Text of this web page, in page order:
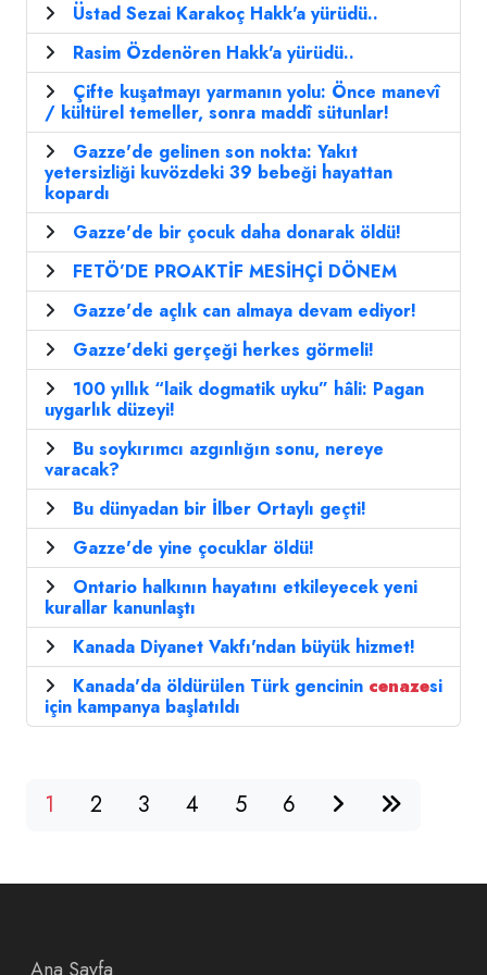
Üstad Sezai Karakoç Hakk'a yürüdü..
Rasim Özdenören Hakk'a yürüdü..
Çifte kuşatmayı yarmanın yolu: Önce manevî
/ kültürel temeller, sonra maddî sütunlar!
Gazze'de gelinen son nokta: Yakıt
yetersizliği kuvözdeki 39 bebeği hayattan
kopardı
Gazze'de bir çocuk daha donarak öldü!
FETÖ’DE PROAKTİF MESİHÇİ DÖNEM
Gazze'de açlık can almaya devam ediyor!
Gazze'deki gerçeği herkes görmeli!
100 yıllık “laik dogmatik uyku” hâli: Pagan
uygarlık düzeyi!
Bu soykırımcı azgınlığın sonu, nereye
varacak?
Bu dünyadan bir İlber Ortaylı geçti!
Gazze'de yine çocuklar öldü!
Ontario halkının hayatını etkileyecek yeni
kurallar kanunlaştı
Kanada Diyanet Vakfı'ndan büyük hizmet!
Kanada'da öldürülen Türk gencinin cenazesi
için kampanya başlatıldı
1 2 3 4 5 6